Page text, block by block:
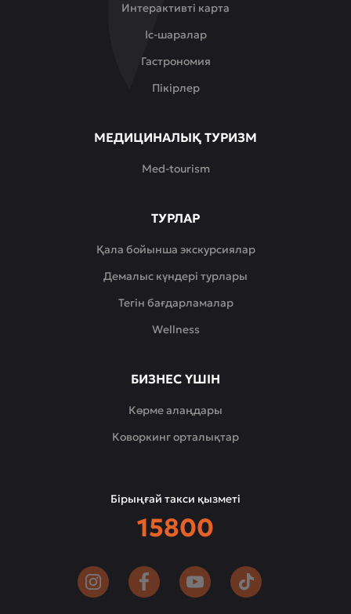
Интерактивті карта
Іс-шаралар
Гастрономия
Пікірлер
МЕДИЦИНАЛЫҚ ТУРИЗМ
Med-tourism
ТУРЛАР
Қала бойынша экскурсиялар
Демалыс күндері турлары
Тегін бағдарламалар
Wellness
БИЗНЕС ҮШІН
Көрме алаңдары
Коворкинг орталықтар
Бірыңғай такси қызметі
15800